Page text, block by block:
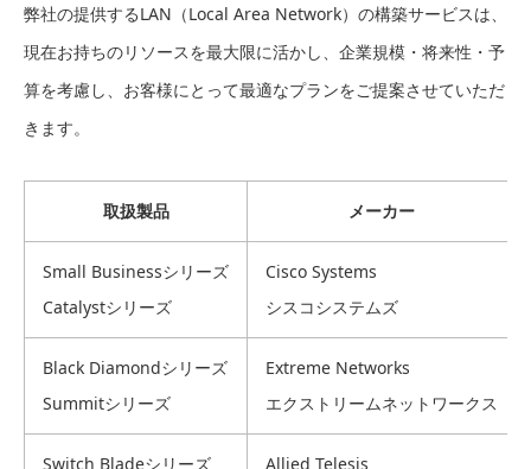
弊社の提供するLAN（Local Area Network）の構築サービスは、
現在お持ちのリソースを最大限に活かし、企業規模・将来性・予
算を考慮し、お客様にとって最適なプランをご提案させていただ
きます。
取扱製品 メーカー
Small Businessシリーズ
Catalystシリーズ
Cisco Systems
シスコシステムズ
Black Diamondシリーズ
Summitシリーズ
Extreme Networks
エクストリームネットワークス
Switch Bladeシリーズ
Allied Telesis